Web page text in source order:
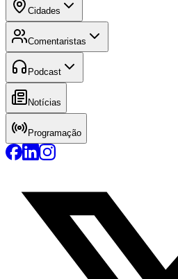
Cidades
Comentaristas
Podcast
Notícias
Programação